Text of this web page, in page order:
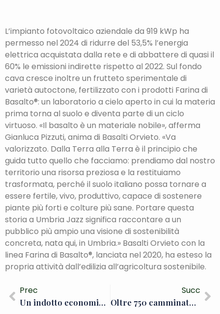
L’impianto fotovoltaico aziendale da 919 kWp ha
permesso nel 2024 di ridurre del 53,5% l’energia
elettrica acquistata dalla rete e di abbattere di quasi il
60% le emissioni indirette rispetto al 2022. Sul fondo
cava cresce inoltre un frutteto sperimentale di
varietà autoctone, fertilizzato con i prodotti Farina di
Basalto®: un laboratorio a cielo aperto in cui la materia
prima torna al suolo e diventa parte di un ciclo
virtuoso. «Il basalto è un materiale nobile», afferma
Gianluca Pizzuti, anima di Basalti Orvieto. «Va
valorizzato. Dalla Terra alla Terra è il principio che
guida tutto quello che facciamo: prendiamo dal nostro
territorio una risorsa preziosa e la restituiamo
trasformata, perché il suolo italiano possa tornare a
essere fertile, vivo, produttivo, capace di sostenere
piante più forti e colture più sane. Portare questa
storia a Umbria Jazz significa raccontare a un
pubblico più ampio una visione di sostenibilità
concreta, nata qui, in Umbria.» Basalti Orvieto con la
linea Farina di Basalto®, lanciata nel 2020, ha esteso la
propria attività dall’edilizia all’agricoltura sostenibile.
Prec
Un indotto economico di 290 mila euro sul territorio, 1200 camminatori, nuovi prodotti e servizi sul mercato, l’esplosione social. Un quadrimestre d’oro per DO
Succ
Oltre 750 camminatori in due fine settimana e adesso arriva il cicloturismo